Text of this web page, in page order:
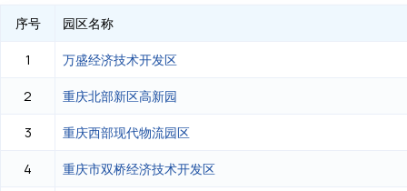
序号 园区名称
1 万盛经济技术开发区
2 重庆北部新区高新园
3 重庆西部现代物流园区
4 重庆市双桥经济技术开发区